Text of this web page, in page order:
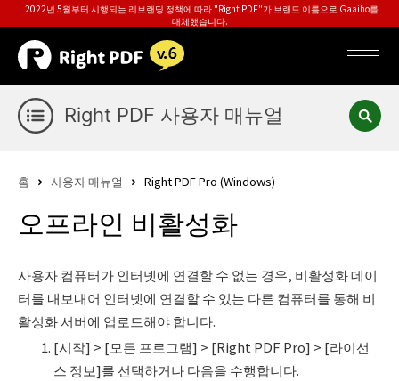
2022년 5월부터 시행되는 리브랜딩 정책에 따라 "Right PDF"가 브랜드 이름으로 Gaaiho를
대체했습니다.
Right PDF 사용자 매뉴얼
홈 사용자 매뉴얼 Right PDF Pro (Windows)
오프라인 비활성화
사용자 컴퓨터가 인터넷에 연결할 수 없는 경우, 비활성화 데이
터를 내보내어 인터넷에 연결할 수 있는 다른 컴퓨터를 통해 비
활성화 서버에 업로드해야 합니다.
[시작] > [모든 프로그램] > [Right PDF Pro] > [라이선
스 정보]를 선택하거나 다음을 수행합니다.